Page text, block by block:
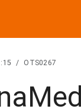
/ OTS0267